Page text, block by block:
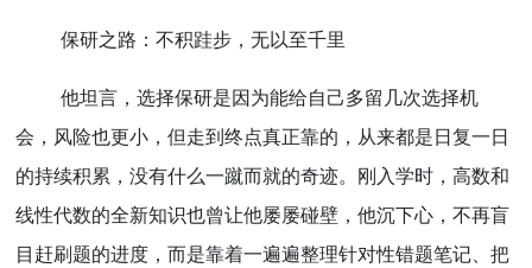
保研之路：不积跬步，无以至千里
他坦言，选择保研是因为能给自己多留几次选择机
会，风险也更小，但走到终点真正靠的，从来都是日复一日
的持续积累，没有什么一蹴而就的奇迹。刚入学时，高数和
线性代数的全新知识也曾让他屡屡碰壁，他沉下心，不再盲
目赶刷题的进度，而是靠着一遍遍整理针对性错题笔记、把